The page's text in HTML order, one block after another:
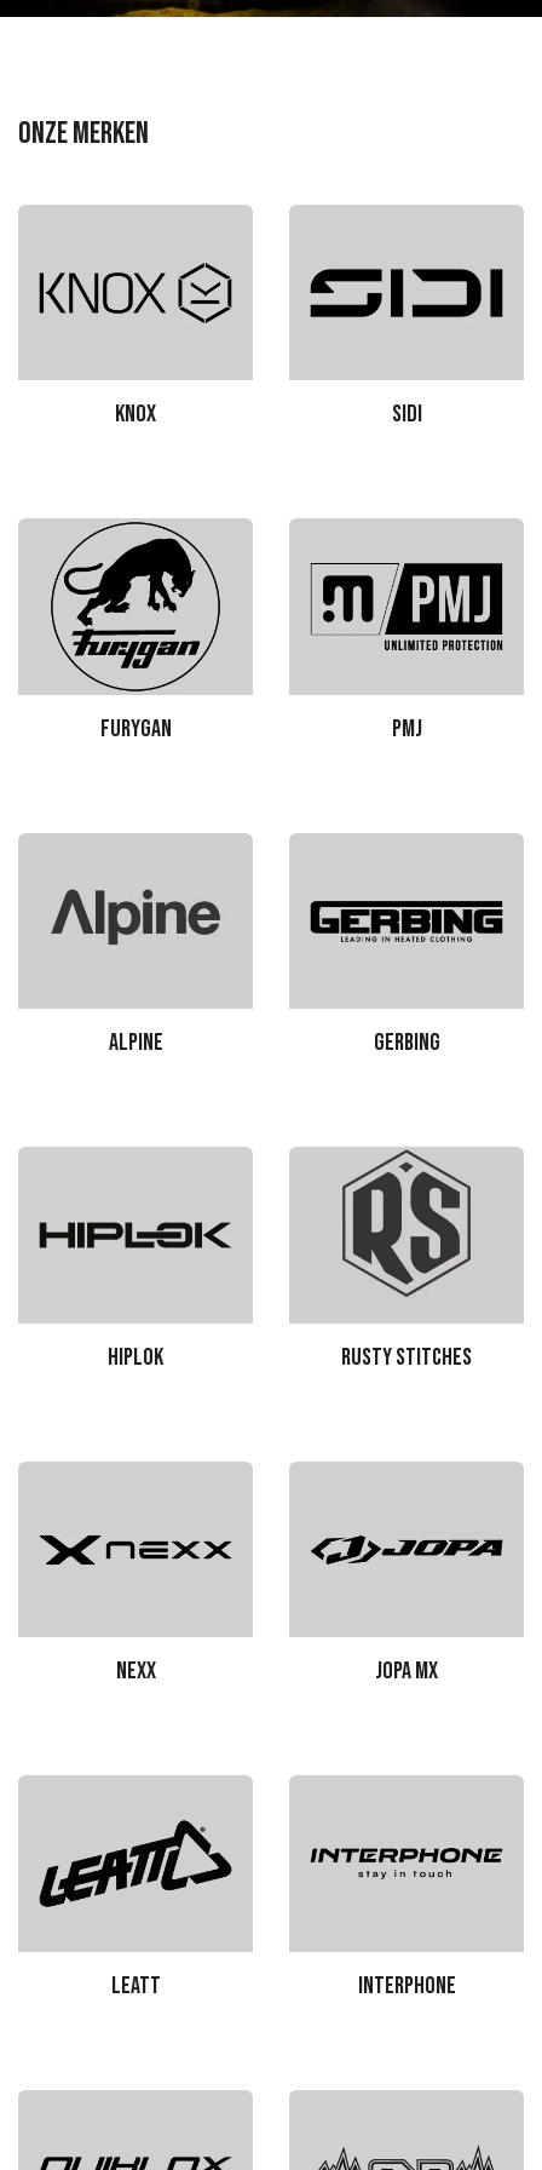
Onze Merken
Knox sidi
Furygan PMJ
Alpine Gerbing
Hiplok rusty stitches
Nexx Jopa MX
Leatt Interphone